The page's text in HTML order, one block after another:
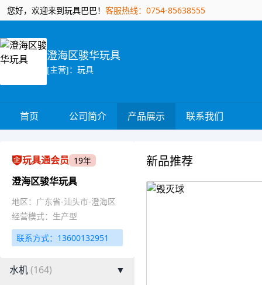
您好，欢迎来到玩具巴巴！ 客服热线：0754-85638555
澄海区骏华玩具
[主营]：玩具
首页 公司简介 产品展示 联系我们
玩具通会员 19年
澄海区骏华玩具
地区：广东省-汕头市-澄海区
经营模式：生产型
联系方式：13600132951
水机(164)
▼
新品推荐